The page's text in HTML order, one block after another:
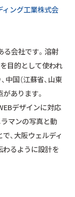
ィング工業株式会
会社です。溶射
目的として使われ
国（江蘇省、山東
があります。
デザインに対応
マンの写真と動
、大阪ウェルディ
るように設計を